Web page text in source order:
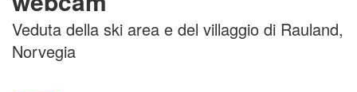
Veduta della ski area e del villaggio di Rauland,
Norvegia